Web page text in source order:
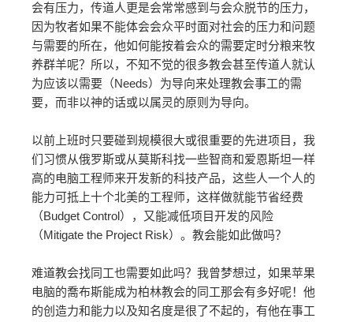
会有压力，传道人更是会常常感到与会众脱节的压力，
因为牧者如果不能体会会众平时面对社会的压力和问题
与需要的所在，他如何能按着会众的需要定时分粮来牧
养群羊呢？所以，不知不觉的很多教会甚至传道人就认
为应该以需要（Needs）为导向来处理教会事工的需
要，而非以神的话或以属灵的原则为导向。
以前上班时只要碰到规模很大或很重要的先进项目，我
们习惯从俄罗斯或从莫斯科找一些智商和爱恩斯坦一样
高的电脑工程师来开发新的科技产品，这些人一个人的
能力可抵上十个北美的工程师，这样做就能节省经费
（Budget Control），又能减低项目开发的风险
（Mitigate the Project Risk）。教会能如此做吗？
难道教会找同工也需要如此吗？我曾梦想过，如果苹果
电脑的喬布斯能成为柏林教会的同工那会有多好呢！他
的创造力和能力以及知名度是很了不起的，有他在事工